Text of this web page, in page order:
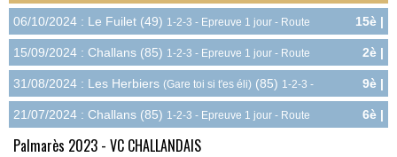
Cyclo-cross
6.0pts
06/10/2024 : Le Fuilet (49) 1-2-3 - Epreuve 1 jour - Route
15è |
0.8pts
15/09/2024 : Challans (85) 1-2-3 - Epreuve 1 jour - Route
2è |
13.5pts
31/08/2024 : Les Herbiers (Gare toi si t'es éli) (85) 1-2-3 -
Epreuve 1 jour - Route
9è |
5.3pts
21/07/2024 : Challans (85) 1-2-3 - Epreuve 1 jour - Route
6è |
7.5pts
Palmarès 2023 - VC CHALLANDAIS